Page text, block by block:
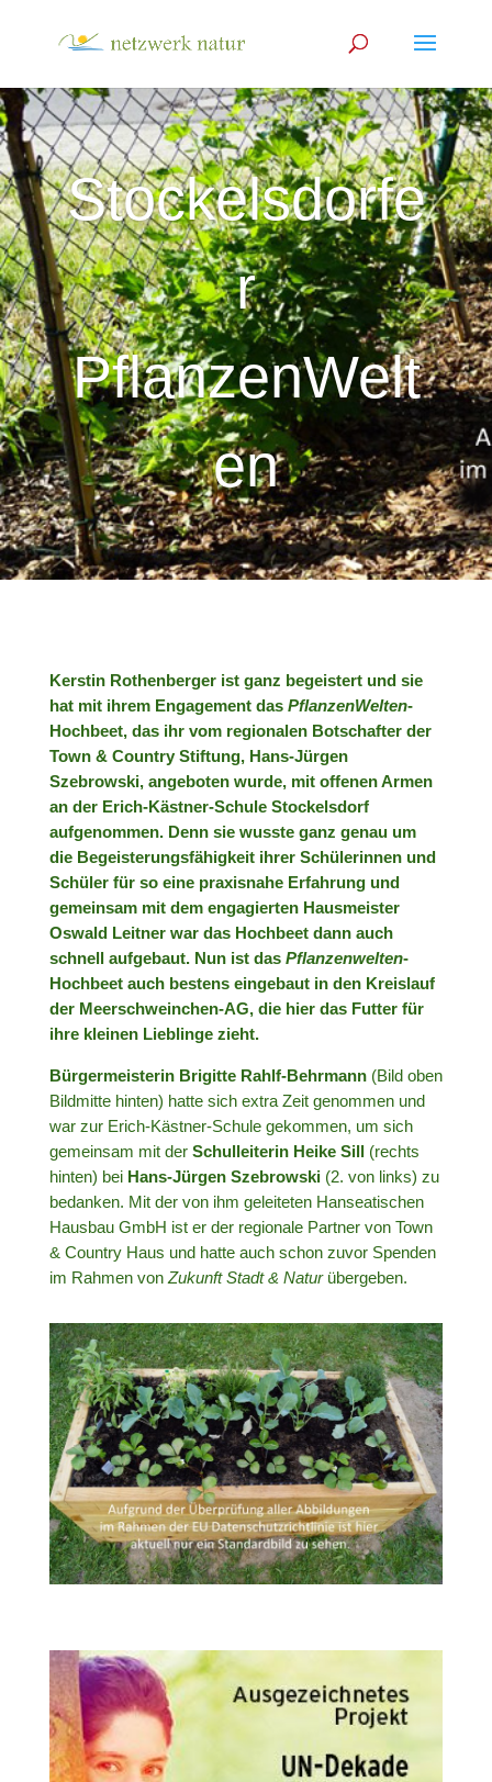
Stockelsdorfe
r
PflanzenWelt
en
Kerstin Rothenberger ist ganz begeistert und sie
hat mit ihrem Engagement das PflanzenWelten-
Hochbeet, das ihr vom regionalen Botschafter der
Town & Country Stiftung, Hans-Jürgen
Szebrowski, angeboten wurde, mit offenen Armen
an der Erich-Kästner-Schule Stockelsdorf
aufgenommen. Denn sie wusste ganz genau um
die Begeisterungsfähigkeit ihrer Schülerinnen und
Schüler für so eine praxisnahe Erfahrung und
gemeinsam mit dem engagierten Hausmeister
Oswald Leitner war das Hochbeet dann auch
schnell aufgebaut. Nun ist das Pflanzenwelten-
Hochbeet auch bestens eingebaut in den Kreislauf
der Meerschweinchen-AG, die hier das Futter für
ihre kleinen Lieblinge zieht.
Bürgermeisterin Brigitte Rahlf-Behrmann(Bild oben
Bildmitte hinten) hatte sich extra Zeit genommen und
war zur Erich-Kästner-Schule gekommen, um sich
gemeinsam mit der Schulleiterin Heike Sill(rechts
hinten) bei Hans-Jürgen Szebrowski(2. von links) zu
bedanken. Mit der von ihm geleiteten Hanseatischen
Hausbau GmbH ist er der regionale Partner von Town
& Country Haus und hatte auch schon zuvor Spenden
im Rahmen von Zukunft Stadt & Naturübergeben.